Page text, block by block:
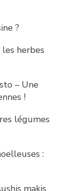
?
herbes
– Une
!
légumes
: